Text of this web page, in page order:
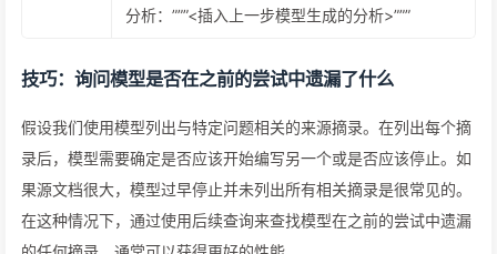
分析：”””<插入上一步模型生成的分析>”””
技巧：询问模型是否在之前的尝试中遗漏了什么
假设我们使用模型列出与特定问题相关的来源摘录。在列出每个摘
录后，模型需要确定是否应该开始编写另一个或是否应该停止。如
果源文档很大，模型过早停止并未列出所有相关摘录是很常见的。
在这种情况下，通过使用后续查询来查找模型在之前的尝试中遗漏